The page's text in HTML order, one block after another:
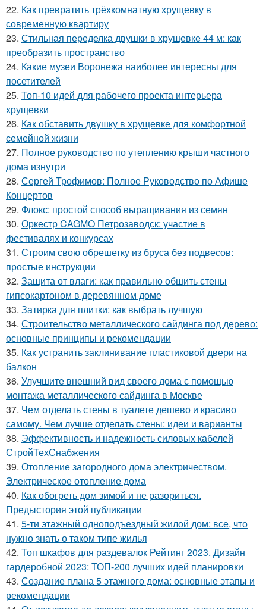
22. Как превратить трёхкомнатную хрущевку в
современную квартиру
23. Стильная переделка двушки в хрущевке 44 м: как
преобразить пространство
24. Какие музеи Воронежа наиболее интересны для
посетителей
25. Топ-10 идей для рабочего проекта интерьера
хрущевки
26. Как обставить двушку в хрущевке для комфортной
семейной жизни
27. Полное руководство по утеплению крыши частного
дома изнутри
28. Сергей Трофимов: Полное Руководство по Афише
Концертов
29. Флокс: простой способ выращивания из семян
30. Оркестр CAGMO Петрозаводск: участие в
фестивалях и конкурсах
31. Строим свою обрешетку из бруса без подвесов:
простые инструкции
32. Защита от влаги: как правильно обшить стены
гипсокартоном в деревянном доме
33. Затирка для плитки: как выбрать лучшую
34. Строительство металлического сайдинга под дерево:
основные принципы и рекомендации
35. Как устранить заклинивание пластиковой двери на
балкон
36. Улучшите внешний вид своего дома с помощью
монтажа металлического сайдинга в Москве
37. Чем отделать стены в туалете дешево и красиво
самому. Чем лучше отделать стены: идеи и варианты
38. Эффективность и надежность силовых кабелей
СтройТехСнабжения
39. Отопление загородного дома электричеством.
Электрическое отопление дома
40. Как обогреть дом зимой и не разориться.
Предыстория этой публикации
41. 5-ти этажный одноподъездный жилой дом: все, что
нужно знать о таком типе жилья
42. Топ шкафов для раздевалок Рейтинг 2023. Дизайн
гардеробной 2023: ТОП-200 лучших идей планировки
43. Создание плана 5 этажного дома: основные этапы и
рекомендации